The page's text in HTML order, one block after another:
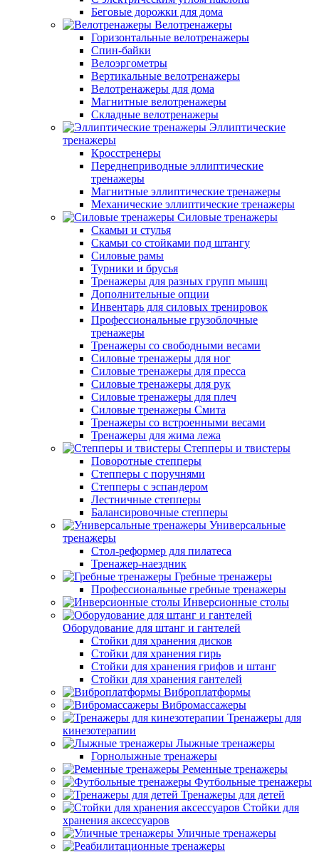
Беговые дорожки для дома
Велотренажеры
Горизонтальные велотренажеры
Спин-байки
Велоэргометры
Вертикальные велотренажеры
Велотренажеры для дома
Магнитные велотренажеры
Складные велотренажеры
Эллиптические
тренажеры
Кросстренеры
Переднеприводные эллиптические
тренажеры
Магнитные эллиптические тренажеры
Механические эллиптические тренажеры
Силовые тренажеры
Скамьи и стулья
Скамьи со стойками под штангу
Силовые рамы
Турники и брусья
Тренажеры для разных групп мышц
Дополнительные опции
Инвентарь для силовых тренировок
Профессиональные грузоблочные
тренажеры
Тренажеры со свободными весами
Силовые тренажеры для ног
Силовые тренажеры для пресса
Силовые тренажеры для рук
Силовые тренажеры для плеч
Силовые тренажеры Смита
Тренажеры со встроенными весами
Тренажеры для жима лежа
Степперы и твистеры
Поворотные степперы
Степперы с поручнями
Степперы с эспандером
Лестничные степперы
Балансировочные степперы
Универсальные
тренажеры
Стол-реформер для пилатеса
Тренажер-наездник
Гребные тренажеры
Профессиональные гребные тренажеры
Инверсионные столы
Оборудование для штанг и гантелей
Стойки для хранения дисков
Стойки для хранения гирь
Стойки для хранения грифов и штанг
Стойки для хранения гантелей
Виброплатформы
Вибромассажеры
Тренажеры для
кинезотерапии
Лыжные тренажеры
Горнолыжные тренажеры
Ременные тренажеры
Футбольные тренажеры
Тренажеры для детей
Стойки для
хранения аксессуаров
Уличные тренажеры